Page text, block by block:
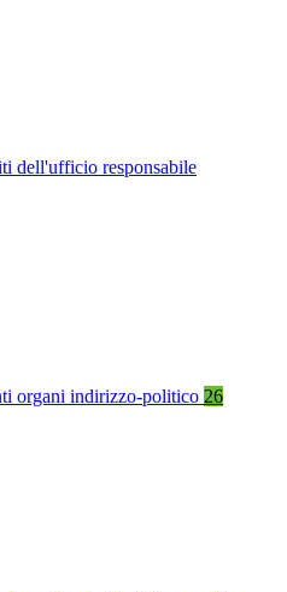
dell'ufficio responsabile
organi indirizzo-politico 26